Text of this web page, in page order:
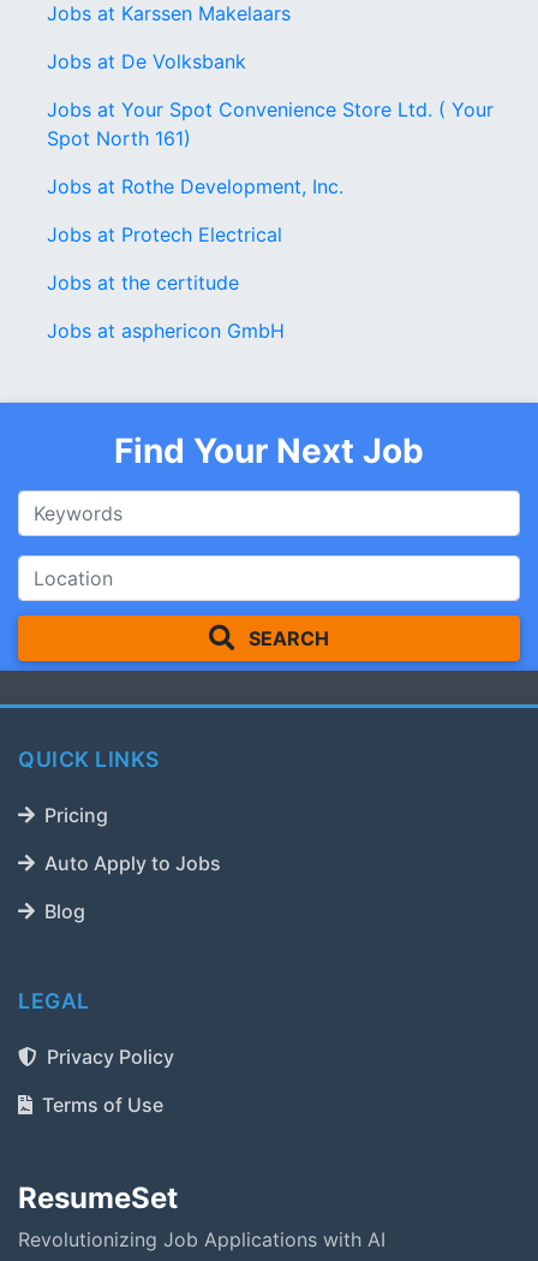
Jobs at Karssen Makelaars
Jobs at De Volksbank
Jobs at Your Spot Convenience Store Ltd. ( Your
Spot North 161)
Jobs at Rothe Development, Inc.
Jobs at Protech Electrical
Jobs at the certitude
Jobs at asphericon GmbH
Find Your Next Job
SEARCH
QUICK LINKS
Pricing
Auto Apply to Jobs
Blog
LEGAL
Privacy Policy
Terms of Use
ResumeSet
Revolutionizing Job Applications with AI